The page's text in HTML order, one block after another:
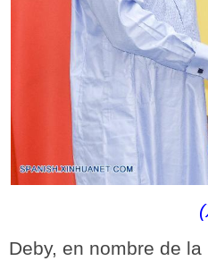
Deby, en nombre de